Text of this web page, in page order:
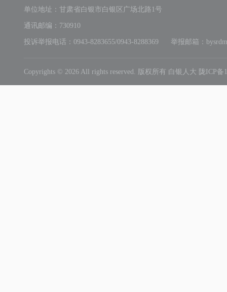
单位地址：甘肃省白银市白银区广场北路1号
通讯邮编：730910
投诉举报电话：0943-8283655/0943-8288369 举报邮箱：
Copyrights © 2026 All rights reserved. 版权所有 白银人大 陇ICP备